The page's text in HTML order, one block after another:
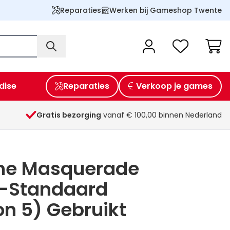
Reparaties Werken bij Gameshop Twente
Reparaties Verkoop je games
Gratis bezorging vanaf € 100,00 binnen Nederland
Masquerade
Standaard
5) Gebruikt